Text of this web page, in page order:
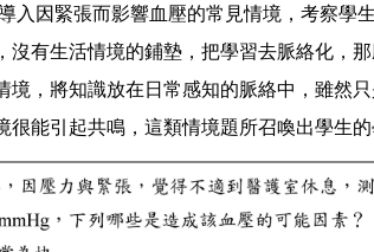
入因緊張而影響血壓的常見情境，考察學
有生活情境的鋪墊，把學習去脈絡化，
，將知識放在日常感知的脈絡中，雖然
能引起共鳴，這類情境題所召喚出學生的